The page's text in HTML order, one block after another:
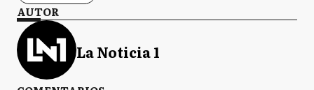
AUTOR
La Noticia 1